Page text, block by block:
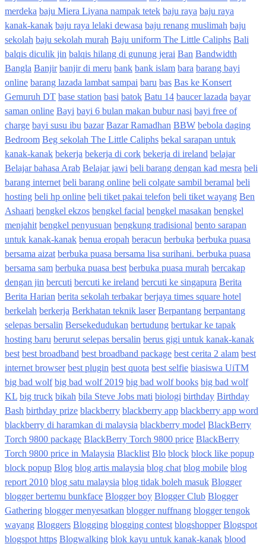
merdeka baju Miera Liyana nampak tetek baju raya baju raya
kanak-kanak baju raya lelaki dewasa baju renang muslimah baju
sekolah baju sekolah murah Baju uniform The Little Caliphs Bali
balqis diculik jin balqis hilang di gunung jerai Ban Bandwidth
Bangla Banjir banjir di meru bank bank islam bara barang bayi
online barang lazada lambat sampai baru bas Bas ke Konsert
Gemuruh DT base station basi batok Batu 14 baucer lazada bayar
saman online Bayi bayi 6 bulan makan bubur nasi bayi free of
charge bayi susu ibu bazar Bazar Ramadhan BBW bebola daging
Bedroom Beg sekolah The Little Caliphs bekal sarapan untuk
kanak-kanak bekerja bekerja di cork bekerja di ireland belajar
Belajar bahasa Arab Belajar jawi beli barang dengan kad mesra beli
barang internet beli barang online beli colgate sambil beramal beli
hosting beli hp online beli tiket pakai telefon beli tiket wayang Ben
Ashaari bengkel ekzos bengkel facial bengkel masakan bengkel
menjahit bengkel penyusuan bengkung tradisional bento sarapan
untuk kanak-kanak benua eropah beracun berbuka berbuka puasa
bersama aizat berbuka puasa bersama lisa surihani. berbuka puasa
bersama sam berbuka puasa best berbuka puasa murah bercakap
dengan jin bercuti bercuti ke ireland bercuti ke singapura Berita
Berita Harian berita sekolah terbakar berjaya times square hotel
berkelah berkerja Berkhatan teknik laser Berpantang berpantang
selepas bersalin Bersekedudukan bertudung bertukar ke tapak
hosting baru berurut selepas bersalin berus gigi untuk kanak-kanak
best best broadband best broadband package best cerita 2 alam best
internet browser best plugin best quota best selfie biasiswa UiTM
big bad wolf big bad wolf 2019 big bad wolf books big bad wolf
KL big truck bikah bila Steve Jobs mati biologi birthday Birthday
Bash birthday prize blackberry blackberry app blackberry app word
blackberry di haramkan di malaysia blackberry model BlackBerry
Torch 9800 package BlackBerry Torch 9800 price BlackBerry
Torch 9800 price in Malaysia Blacklist Blo block block like popup
block popup Blog blog artis malaysia blog chat blog mobile blog
report 2010 blog satu malaysia blog tidak boleh masuk Blogger
blogger bertemu bunkface Blogger boy Blogger Club Blogger
Gathering blogger menyesatkan blogger nuffnang blogger tengok
wayang Bloggers Blogging blogging contest blogshopper Blogspot
blogspot https Blogwalking blok kayu untuk kanak-kanak blood